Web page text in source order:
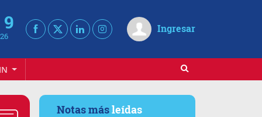
Ingresar
Notas másleídas